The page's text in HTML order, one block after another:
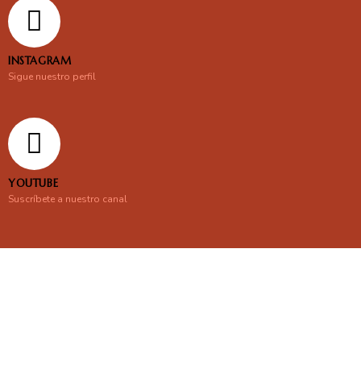
INSTAGRAM
Sigue nuestro perfil
YOUTUBE
Suscríbete a nuestro canal